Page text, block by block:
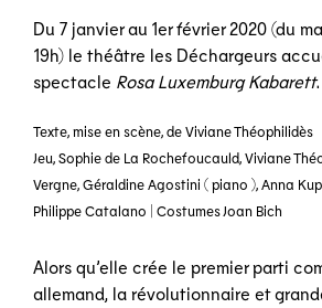
Du 7 janvier au 1er février 2020 (du
19h) le théâtre les Déchargeurs
spectacle Rosa Luxemburg Kabarett.
Texte, mise en scène, de Viviane Théophilidès
Jeu, Sophie de La Rochefoucauld, Viviane
Vergne, Géraldine Agostini ( piano ), Anna
Philippe Catalano | Costumes Joan Bich
Alors qu’elle crée le premier parti
allemand, la révolutionnaire et